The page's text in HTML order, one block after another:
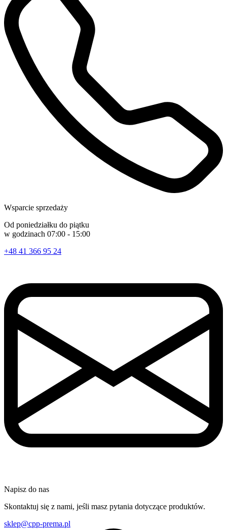
Wsparcie sprzedaży
Od poniedziałku do piątku
w godzinach 07:00 - 15:00
+48 41 366 95 24
Napisz do nas
Skontaktuj się z nami, jeśli masz pytania dotyczące produktów.
sklep@cpp-prema.pl